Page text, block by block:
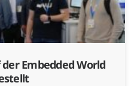
Embedded World